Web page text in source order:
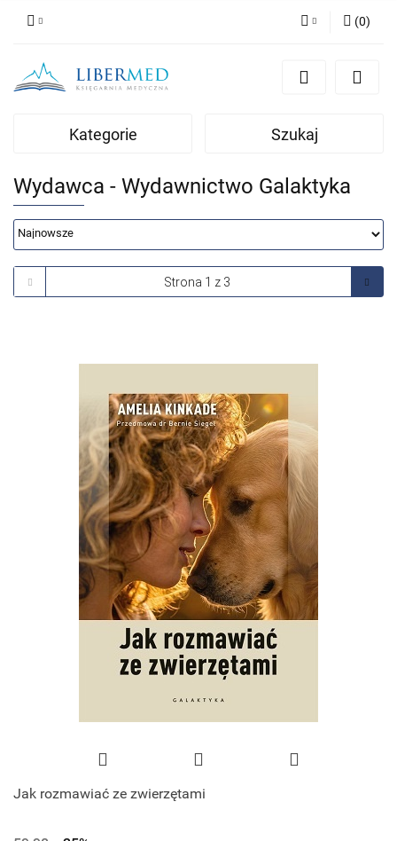
Zaloguj się
Zgody cookies
(0)
Kategorie Szukaj
Wydawca - Wydawnictwo Galaktyka
Jak rozmawiać ze zwierzętami